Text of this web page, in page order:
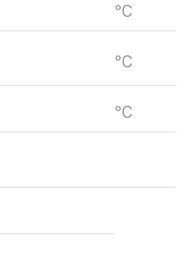
°C
°C
°C